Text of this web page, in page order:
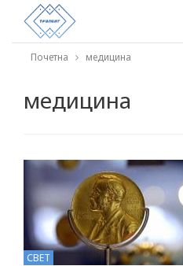
Почетна медицина
медицина
СВЕТ